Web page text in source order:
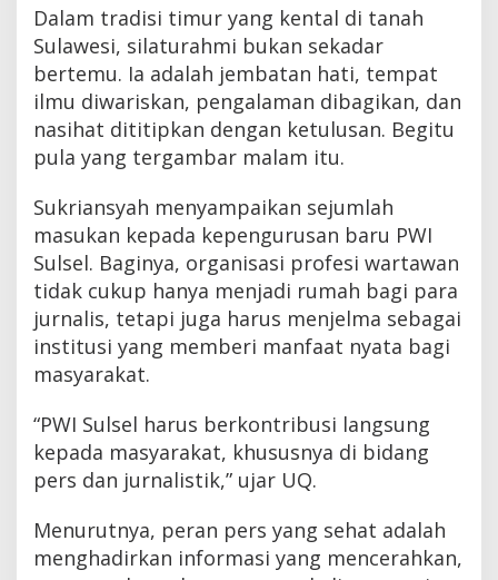
Dalam tradisi timur yang kental di tanah
Sulawesi, silaturahmi bukan sekadar
bertemu. Ia adalah jembatan hati, tempat
ilmu diwariskan, pengalaman dibagikan, dan
nasihat dititipkan dengan ketulusan. Begitu
pula yang tergambar malam itu.
Sukriansyah menyampaikan sejumlah
masukan kepada kepengurusan baru PWI
Sulsel. Baginya, organisasi profesi wartawan
tidak cukup hanya menjadi rumah bagi para
jurnalis, tetapi juga harus menjelma sebagai
institusi yang memberi manfaat nyata bagi
masyarakat.
“PWI Sulsel harus berkontribusi langsung
kepada masyarakat, khususnya di bidang
pers dan jurnalistik,” ujar UQ.
Menurutnya, peran pers yang sehat adalah
menghadirkan informasi yang mencerahkan,